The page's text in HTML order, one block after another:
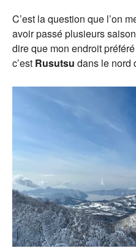
C’est la question que l’on
avoir passé plusieurs
dire que mon endroit
c’est Rusutsu dans le nord